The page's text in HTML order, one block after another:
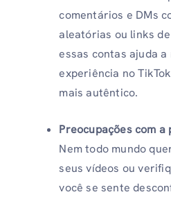
comentários e DMs
aleatórias ou links
essas contas ajuda a
experiência no
mais autêntico.
Preocupações com a
Nem todo mundo
seus vídeos ou
você se sente